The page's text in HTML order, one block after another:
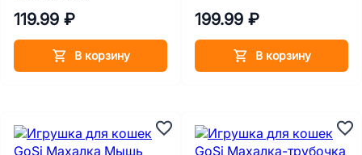
119.99 ₽
В корзину
199.99 ₽
В корзину